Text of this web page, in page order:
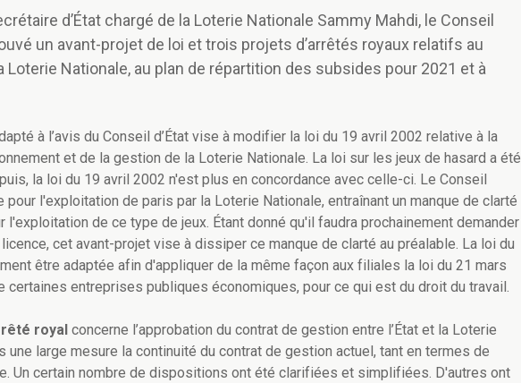
d’État chargé de la Loterie Nationale Sammy Mahdi, le Conseil
un avant-projet de loi et trois projets d’arrêtés royaux relatifs au
Nationale, au plan de répartition des subsides pour 2021 et à
à l’avis du Conseil d’État vise à modifier la loi du 19 avril 2002 relative à la
et de la gestion de la Loterie Nationale. La loi sur les jeux de hasard a été
la loi du 19 avril 2002 n'est plus en concordance avec celle-ci. Le Conseil
pour l'exploitation de paris par la Loterie Nationale, entraînant un manque de clarté
l'exploitation de ce type de jeux. Étant donné qu'il faudra prochainement demander
cet avant-projet vise à dissiper ce manque de clarté au préalable. La loi du
être adaptée afin d'appliquer de la même façon aux filiales la loi du 21 mars
certaines entreprises publiques économiques, pour ce qui est du droit du travail.
royal concerne l’approbation du contrat de gestion entre l’État et la Loterie
une large mesure la continuité du contrat de gestion actuel, tant en termes de
Un certain nombre de dispositions ont été clarifiées et simplifiées. D'autres ont